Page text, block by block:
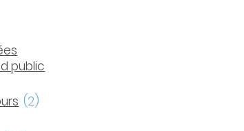
public
(2)